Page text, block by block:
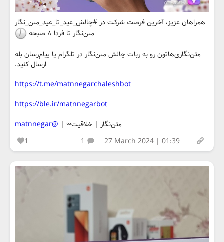
همراهان عزیز، آخرین فرصت شرکت در #چالش_عید_تا_عید_متن_نگار
متن‌نگار تا فردا ۸ صبحه
متن‌نگاری‌هاتون رو به ربات چالش متن‌نگار در تلگرام یا پیام‌رسان بله
ارسال کنید.
https://t.me/matnnegarchaleshbot
https://ble.ir/matnnegarbot
متن‌نگار | خلاقیت∞ | @matnnegar
1
1 27 March 2024 | 01:39